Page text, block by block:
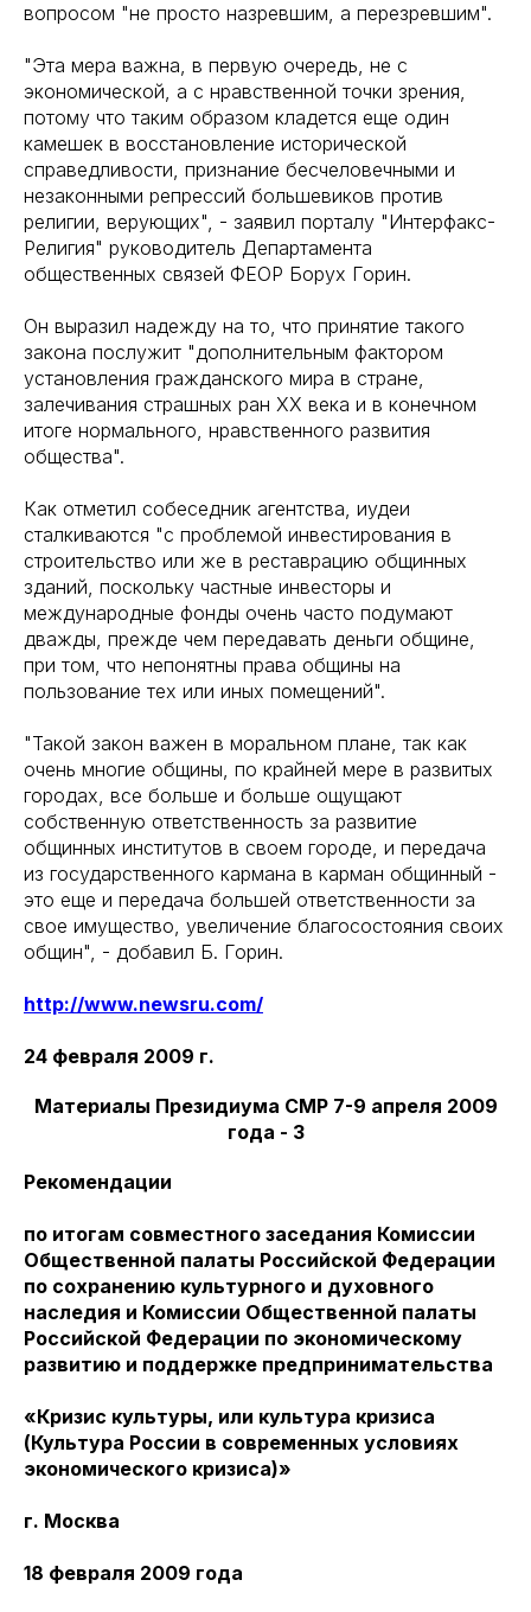
вопросом "не просто назревшим, а перезревшим".
"Эта мера важна, в первую очередь, не с
экономической, а с нравственной точки зрения,
потому что таким образом кладется еще один
камешек в восстановление исторической
справедливости, признание бесчеловечными и
незаконными репрессий большевиков против
религии, верующих", - заявил порталу "Интерфакс-
Религия" руководитель Департамента
общественных связей ФЕОР Борух Горин.
Он выразил надежду на то, что принятие такого
закона послужит "дополнительным фактором
установления гражданского мира в стране,
залечивания страшных ран XX века и в конечном
итоге нормального, нравственного развития
общества".
Как отметил собеседник агентства, иудеи
сталкиваются "с проблемой инвестирования в
строительство или же в реставрацию общинных
зданий, поскольку частные инвесторы и
международные фонды очень часто подумают
дважды, прежде чем передавать деньги общине,
при том, что непонятны права общины на
пользование тех или иных помещений".
"Такой закон важен в моральном плане, так как
очень многие общины, по крайней мере в развитых
городах, все больше и больше ощущают
собственную ответственность за развитие
общинных институтов в своем городе, и передача
из государственного кармана в карман общинный -
это еще и передача большей ответственности за
свое имущество, увеличение благосостояния своих
общин", - добавил Б. Горин.
http://www.newsru.com/
24 февраля 2009 г.
Материалы Президиума СМР 7-9 апреля 2009
года - 3
Рекомендации
по итогам совместного заседания Комиссии
Общественной палаты Российской Федерации
по сохранению культурного и духовного
наследия и Комиссии Общественной палаты
Российской Федерации по экономическому
развитию и поддержке предпринимательства
«Кризис культуры, или культура кризиса
(Культура России в современных условиях
экономического кризиса)»
г. Москва
18 февраля 2009 года